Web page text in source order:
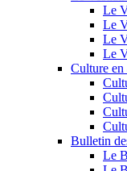
Le
Le
Le
Le
Culture en
Bulletin
Le